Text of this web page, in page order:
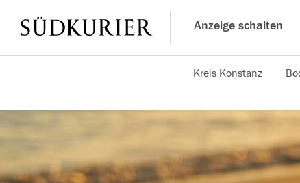
Anzeige schalten
Kreis Konstanz